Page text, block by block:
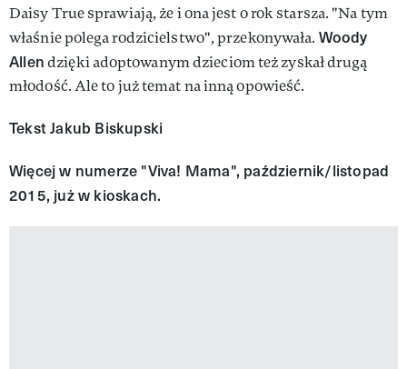
Daisy True sprawiają, że i ona jest o rok starsza. "Na tym
właśnie polega rodzicielstwo", przekonywała. Woody
Allendzięki adoptowanym dzieciom też zyskał drugą
młodość. Ale to już temat na inną opowieść.
Tekst Jakub Biskupski
Więcej w numerze "Viva! Mama", październik/listopad
2015, już w kioskach.